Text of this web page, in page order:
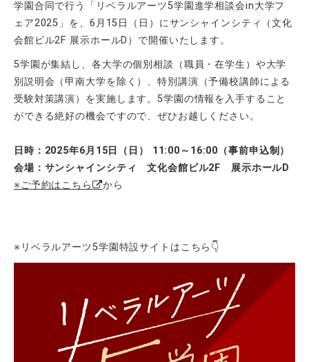
学園合同で行う「リベラルアーツ5学園進学相談会in大学フ
ェア2025 」を、 6 月 15日（日）にサンシャインシティ（文化
会館ビル2F 展示ホールD ）で開催いたします。
5学園が集結し、各大学の個別相談（職員・在学生）や大学
別説明会（甲南大学を除く）、特別講演（予備校講師による
受験対策講演）を実施します。5学園の情報を入手すること
ができる絶好の機会ですので、ぜひお越しください。
日時：2025年6月15日 （日） 11:00 ～ 16:00（事前申込制）
会場：サンシャインシティ 文化会館ビル2F 展示ホールD
※ご予約はこちら
から
※リベラルアーツ5学園特設サイトはこちら👇